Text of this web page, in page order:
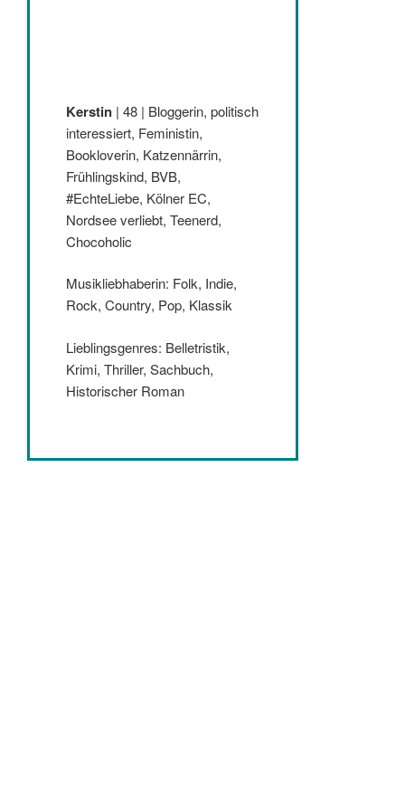
Kerstin | 48 | Bloggerin, politisch
interessiert, Feministin,
Bookloverin, Katzennärrin,
Frühlingskind, BVB,
#EchteLiebe, Kölner EC,
Nordsee verliebt, Teenerd,
Chocoholic
Musikliebhaberin: Folk, Indie,
Rock, Country, Pop, Klassik
Lieblingsgenres: Belletristik,
Krimi, Thriller, Sachbuch,
Historischer Roman